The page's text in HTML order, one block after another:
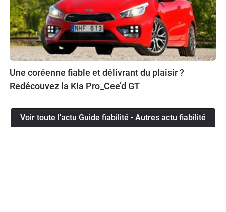
Une coréenne fiable et délivrant du plaisir ?
Redécouvez la Kia Pro_Cee’d GT
Voir toute l'actu Guide fiabilité - Autres actu fiabilité